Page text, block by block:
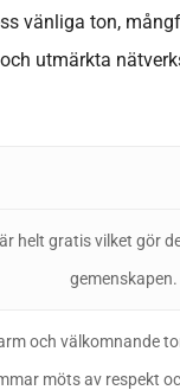
vänliga ton,
utmärkta
helt gratis vilket gör
gemenskapen.
och välkomnande
möts av respekt